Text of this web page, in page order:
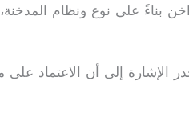
بناءً على نوع ونظام
الإشارة إلى أن الاعتماد